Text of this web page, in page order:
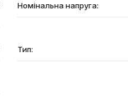
Номінальна напруга:
Тип: